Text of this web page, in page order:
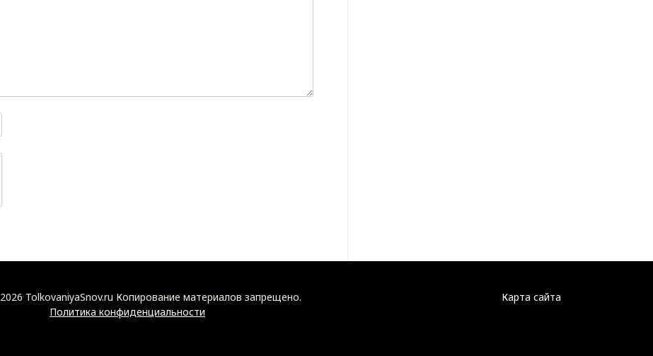
Карта сайта
2026 TolkovaniyaSnov.ru Копирование материалов запрещено.
Политика конфиденциальности